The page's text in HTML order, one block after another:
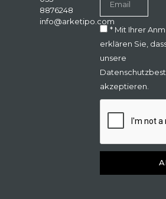
8876248
info@arketipo.com
* Mit Ihrer
erklären Sie,
unsere
akzeptieren.